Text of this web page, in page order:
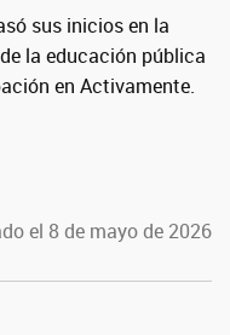
sus inicios en la
la educación pública
en Activamente.
el 8 de mayo de 2026